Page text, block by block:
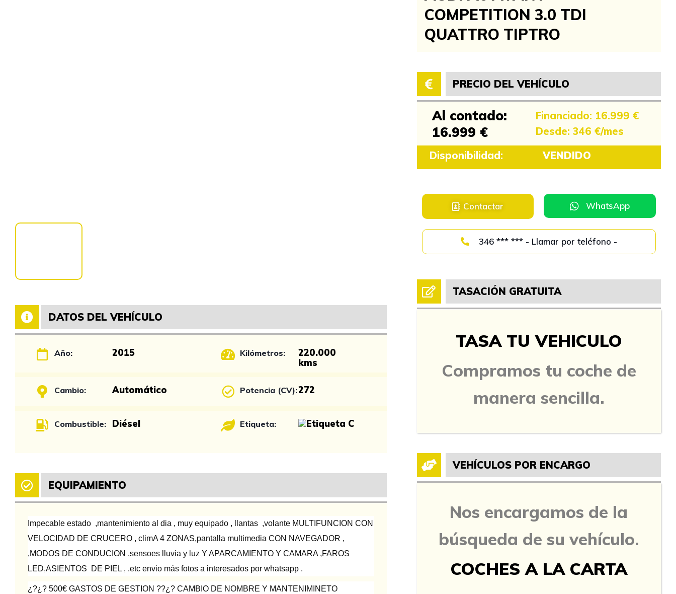
DATOS DEL VEHÍCULO
Año: 2015 Kilómetros:
220.000
kms
Cambio: Automático Potencia (CV):272
Combustible: Diésel Etiqueta:
EQUIPAMIENTO
Impecable estado ,mantenimiento al dia , muy equipado , llantas ,volante MULTIFUNCION CON
VELOCIDAD DE CRUCERO , climA 4 ZONAS,pantalla multimedia CON NAVEGADOR ,
,MODOS DE CONDUCION ,sensoes lluvia y luz Y APARCAMIENTO Y CAMARA ,FAROS
LED,ASIENTOS DE PIEL , .etc envio más fotos a interesados por whatsapp .
¿?¿? 500€ GASTOS DE GESTION ??¿? CAMBIO DE NOMBRE Y MANTENIMINETO
COMPETITION 3.0 TDI
QUATTRO TIPTRO
PRECIO DEL VEHÍCULO
Al contado:
16.999 €
Financiado: 16.999 €
Desde: 346 €/mes
Disponibilidad:
VENDIDO
Contactar WhatsApp
346 *** *** - Llamar por teléfono -
TASACIÓN GRATUITA
TASA TU VEHICULO
Compramos tu coche de
manera sencilla.
VEHÍCULOS POR ENCARGO
Nos encargamos de la
búsqueda de su vehículo.
COCHES A LA CARTA